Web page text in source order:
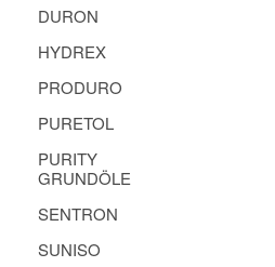
DURON
HYDREX
PRODURO
PURETOL
PURITY
GRUNDÖLE
SENTRON
SUNISO